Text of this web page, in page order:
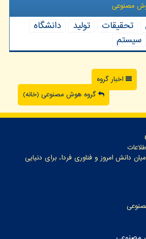
مصنوعی
تحقیقات تولید
دانشگاه
سیستم
اخبار گروه
گروه هوش مصنوعی (خانه)
دانش امروز و فناوری فردا، برای دنیایی